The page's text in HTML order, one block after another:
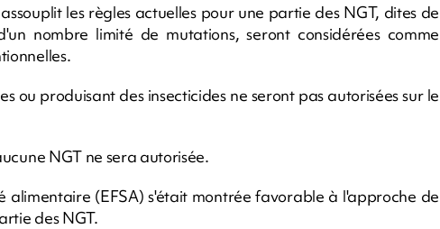
les règles actuelles pour une partie des NGT, dites de
nombre limité de mutations, seront considérées comme
ou produisant des insecticides ne seront pas autorisées sur le
NGT ne sera autorisée.
alimentaire (EFSA) s'était montrée favorable à l'approche de
des NGT.